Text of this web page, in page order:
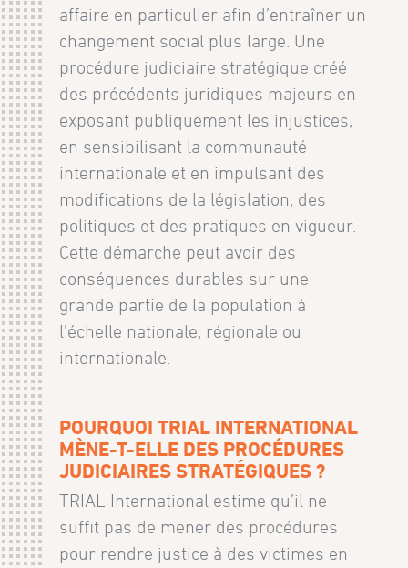
affaire en particulier afin d’entraîner un
changement social plus large. Une
procédure judiciaire stratégique créé
des précédents juridiques majeurs en
exposant publiquement les injustices,
en sensibilisant la communauté
internationale et en impulsant des
modifications de la législation, des
politiques et des pratiques en vigueur.
Cette démarche peut avoir des
conséquences durables sur une
grande partie de la population à
l’échelle nationale, régionale ou
internationale.
POURQUOI TRIAL INTERNATIONAL
MÈNE-T-ELLE DES PROCÉDURES
JUDICIAIRES STRATÉGIQUES ?
TRIAL International estime qu’il ne
suffit pas de mener des procédures
pour rendre justice à des victimes en